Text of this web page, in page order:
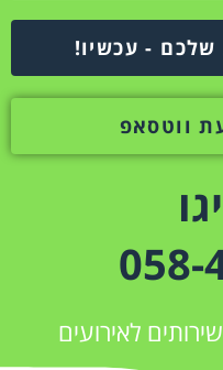
שלכם - עכשיו!
ווטסאפ
058-
לאירועים